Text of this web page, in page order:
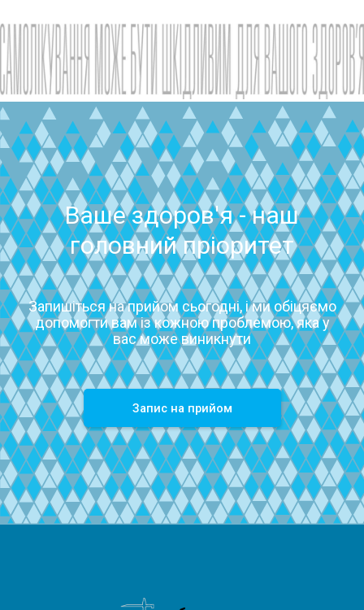
Ваше здоров'я - наш
головний пріоритет
Запишіться на прийом сьогодні, і ми обіцяємо
допомогти вам із кожною проблемою, яка у
вас може виникнути
Запиc на прийом